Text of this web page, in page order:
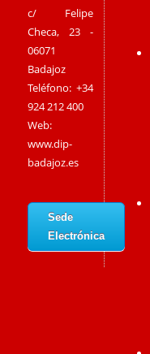
c/ Felipe
Checa, 23 -
06071
Badajoz
Teléfono: +34
924 212 400
Web:
www.dip-
badajoz.es
Sede
Electrónica